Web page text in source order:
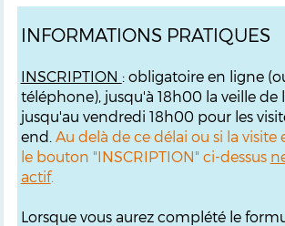
INFORMATIONS PRATIQUES
INSCRIPTION : obligatoire en ligne
téléphone), jusqu'à 18h00 la veille de
jusqu'au vendredi 18h00 pour les
end. Au delà de ce délai ou si la visite
le bouton "INSCRIPTION" ci-dessus
actif.
Lorsque vous aurez complété le